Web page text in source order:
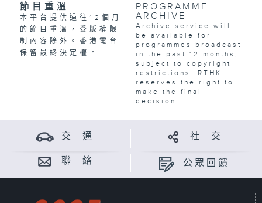
節目重溫
本平台提供過往12個月
的節目重溫，受版權限
制內容除外。香港電台
保留最終決定權。
PROGRAMME
ARCHIVE
Archive service will
be available for
programmes broadcast
in the past 12 months,
subject to copyright
restrictions. RTHK
reserves the right to
make the final
decision.
交 通 社 交
聯 絡 公眾回饋